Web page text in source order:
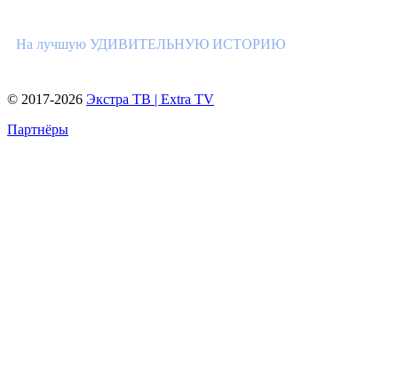
На лучшую УДИВИТЕЛЬНУЮ ИСТОРИЮ
© 2017-2026 Экстра ТВ | Extra TV
Партнёры